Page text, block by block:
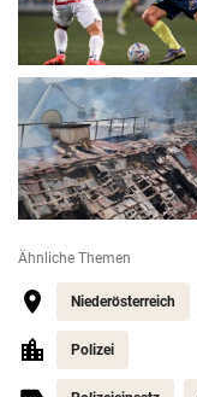
Ähnliche Themen
Niederösterreich
Polizei